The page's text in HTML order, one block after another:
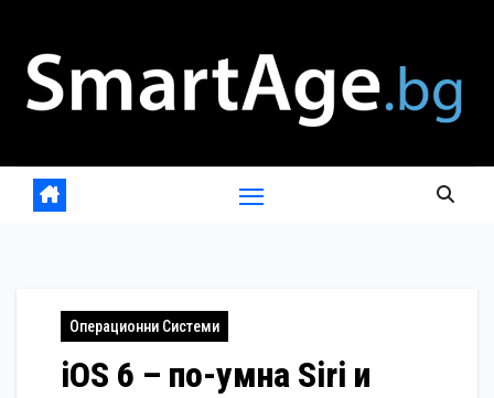
content
Операционни Системи
iOS 6 – по-умна Siri и